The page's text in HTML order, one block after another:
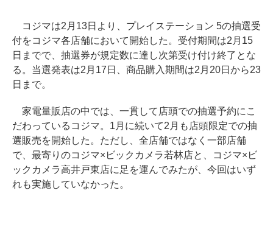
コジマは2月13日より、プレイステーション 5の抽選受
付をコジマ各店舗において開始した。受付期間は2月15
日までで、抽選券が規定数に達し次第受け付け終了とな
る。当選発表は2月17日、商品購入期間は2月20日から23
日まで。
家電量販店の中では、一貫して店頭での抽選予約にこ
だわっているコジマ。1月に続いて2月も店頭限定での抽
選販売を開始した。ただし、全店舗ではなく一部店舗
で、最寄りのコジマ×ビックカメラ若林店と、コジマ×ビ
ックカメラ高井戸東店に足を運んでみたが、今回はいず
れも実施していなかった。